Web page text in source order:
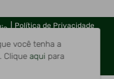
você tenha a
Cliqueaqui para
| Política de Privacidade